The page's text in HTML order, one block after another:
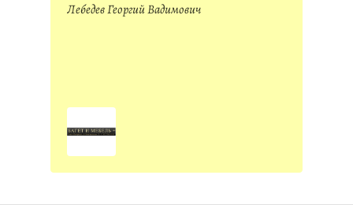
Лебедев Георгий Вадимович